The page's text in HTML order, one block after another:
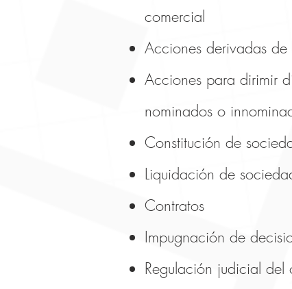
comercial
Acciones derivadas
Acciones para dirimir
nominados o
Constitución de
Liquidación de
Contratos
Impugnación de
Regulación judicial